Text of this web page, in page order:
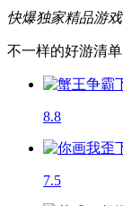
快爆独家精品游戏
不一样的好游清单
8.8
7.5